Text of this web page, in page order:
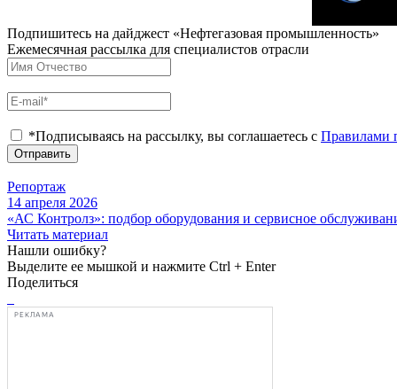
Подпишитесь на дайджест «Нефтегазовая промышленность»
Ежемесячная рассылка для специалистов отрасли
*Подписываясь на рассылку, вы соглашаетесь с Правилами
Отправить
Репортаж
14 апреля 2026
«АС Контролз»: подбор оборудования и сервисное
Читать материал
Нашли ошибку?
Выделите ее мышкой и нажмите Ctrl + Enter
Поделиться
РЕКЛАМА